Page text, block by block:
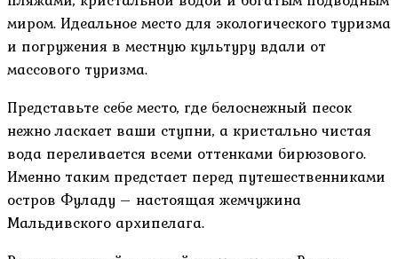
миром. Идеальное место для экологического туризма
и погружения в местную культуру вдали от
массового туризма.
Представьте себе место, где белоснежный песок
нежно ласкает ваши ступни, а кристально чистая
вода переливается всеми оттенками бирюзового.
Именно таким предстает перед путешественниками
остров Фуладу – настоящая жемчужина
Мальдивского архипелага.